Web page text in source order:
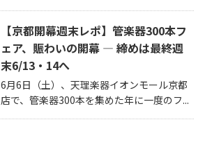
【京都開幕週末レポ】管楽器300本フ
ェア、賑わいの開幕 — 締めは最終週
末6/13・14へ
6月6日（土）、天理楽器イオンモール京都
店で、管楽器300本を集めた年に一度のフ...